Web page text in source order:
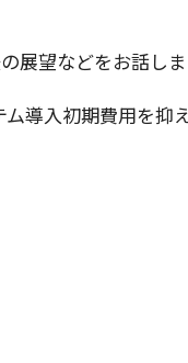
展望などをお話しま
導入初期費用を抑